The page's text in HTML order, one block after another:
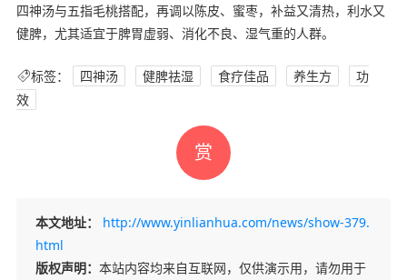
四神汤与五指毛桃搭配，再调以陈皮、蜜枣，补益又清热，利水又
健脾，尤其适宜于脾胃虚弱、消化不良、湿气重的人群。
标签： 四神汤 健脾祛湿 食疗佳品 养生方
功
效
赏
本文地址：
http://www.yinlianhua.com/news/show-379.
html
版权声明： 本站内容均来自互联网，仅供演示用，请勿用于